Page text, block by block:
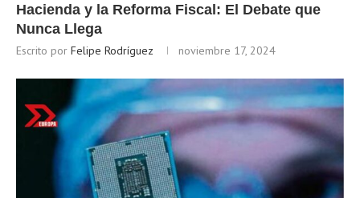
Hacienda y la Reforma Fiscal: El Debate que
Nunca Llega
Escrito por Felipe Rodríguez noviembre 17, 2024